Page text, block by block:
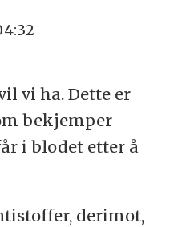
vi ha. Dette er
bekjemper
i blodet etter å
derimot,